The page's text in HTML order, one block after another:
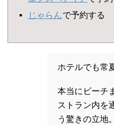
じゃらんで予約する
ホテルでも常
本当にビーチ
ストラン内を
う驚きの立地